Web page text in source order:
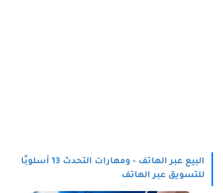
البيع عبر الهاتف - ومهارات التحدث 13 أسلوبًا
للتسويق عبر الهاتف